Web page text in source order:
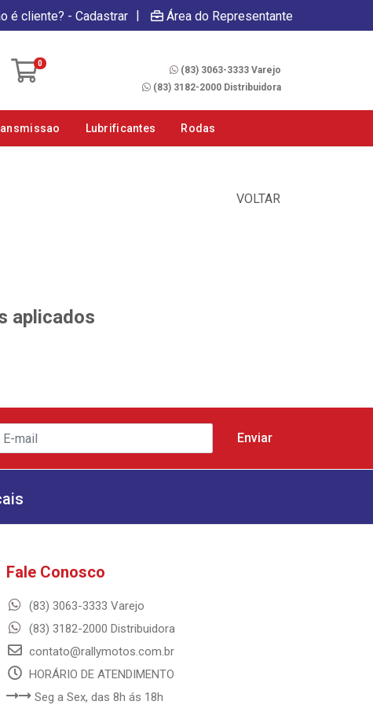
é cliente? - Cadastrar | Área do Representante
0
(83) 3063-3333 Varejo
(83) 3182-2000 Distribuidora
Lubrificantes Rodas
VOLTAR
aplicados
Fale Conosco
(83) 3063-3333 Varejo
(83) 3182-2000 Distribuidora
contato@rallymotos.com.br
HORÁRIO DE ATENDIMENTO
Seg a Sex, das 8h ás 18h